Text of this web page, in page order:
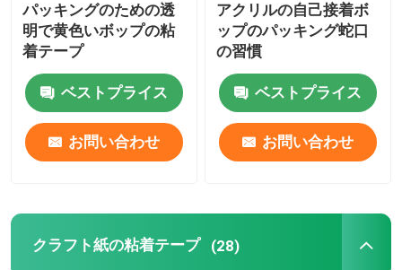
MOPPテープ
保護フィルム ロール
クラフト紙のジャンボ ロール
パッキングのための透
明で黄色いボップの粘
着テープ
ベストプライス
お問い合わせ
アクリルの自己接着ボ
ップのパッキング蛇口
の習慣
ベストプライス
お問い合わせ
クラフト紙の粘着テープ (28)